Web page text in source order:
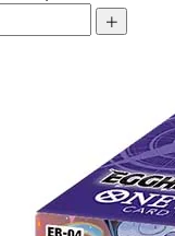
＋